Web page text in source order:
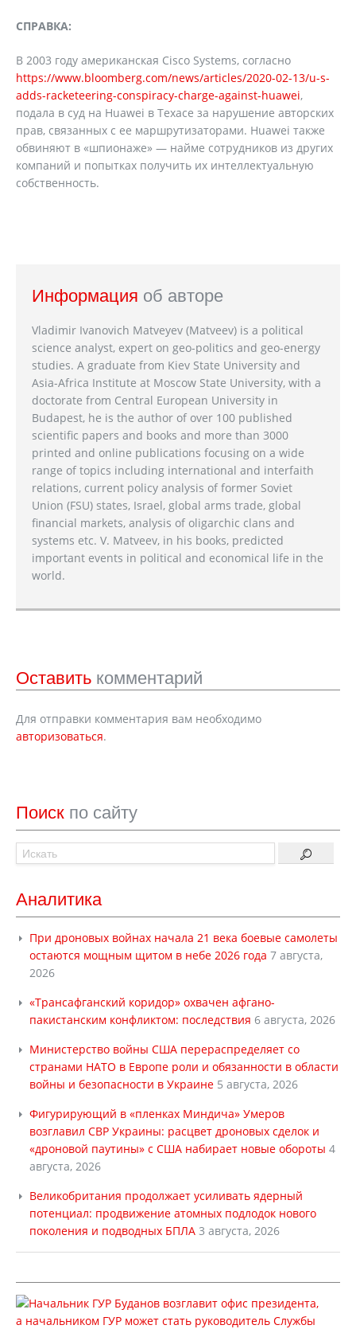
СПРАВКА:
В 2003 году американская Cisco Systems, согласно
https://www.bloomberg.com/news/articles/2020-02-13/u-s-
adds-racketeering-conspiracy-charge-against-huawei,
подала в суд на Huawei в Техасе за нарушение авторских
прав, связанных с ее маршрутизаторами. Huawei также
обвиняют в «шпионаже» — найме сотрудников из других
компаний и попытках получить их интеллектуальную
собственность.
Информация об авторе
Vladimir Ivanovich Matveyev (Matveev) is a political
science analyst, expert on geo-politics and geo-energy
studies. A graduate from Kiev State University and
Asia-Africa Institute at Moscow State University, with a
doctorate from Central European University in
Budapest, he is the author of over 100 published
scientific papers and books and more than 3000
printed and online publications focusing on a wide
range of topics including international and interfaith
relations, current policy analysis of former Soviet
Union (FSU) states, Israel, global arms trade, global
financial markets, analysis of oligarchic clans and
systems etc. V. Matveev, in his books, predicted
important events in political and economical life in the
world.
Оставить комментарий
Для отправки комментария вам необходимо
авторизоваться.
Поиск по сайту
Аналитика
При дроновых войнах начала 21 века боевые самолеты
остаются мощным щитом в небе 2026 года 7 августа,
2026
«Трансафганский коридор» охвачен афгано-
пакистанским конфликтом: последствия 6 августа, 2026
Министерство войны США перераспределяет со
странами НАТО в Европе роли и обязанности в области
войны и безопасности в Украине 5 августа, 2026
Фигурирующий в «пленках Миндича» Умеров
возглавил СВР Украины: расцвет дроновых сделок и
«дроновой паутины» с США набирает новые обороты 4
августа, 2026
Великобритания продолжает усиливать ядерный
потенциал: продвижение атомных подлодок нового
поколения и подводных БПЛА 3 августа, 2026